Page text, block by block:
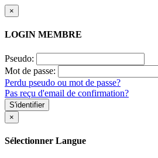
×
LOGIN MEMBRE
Pseudo:
Mot de passe:
Perdu pseudo ou mot de passe?
Pas reçu d'email de confirmation?
S'identifier
×
Sélectionner Langue